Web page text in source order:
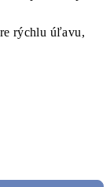
rýchlu úľavu,